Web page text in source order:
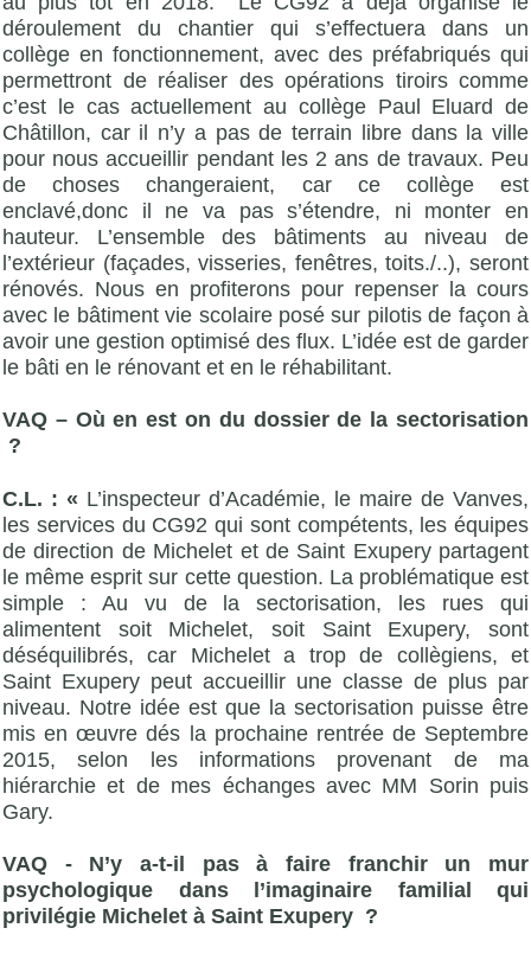
déroulement du chantier qui s’effectuera dans un
collège en fonctionnement, avec des préfabriqués qui
permettront de réaliser des opérations tiroirs comme
c’est le cas actuellement au collège Paul Eluard de
Châtillon, car il n’y a pas de terrain libre dans la ville
pour nous accueillir pendant les 2 ans de travaux. Peu
de choses changeraient, car ce collège est
enclavé,donc il ne va pas s’étendre, ni monter en
hauteur. L’ensemble des bâtiments au niveau de
l’extérieur (façades, visseries, fenêtres, toits./..), seront
rénovés. Nous en profiterons pour repenser la cours
avec le bâtiment vie scolaire posé sur pilotis de façon à
avoir une gestion optimisé des flux. L’idée est de garder
le bâti en le rénovant et en le réhabilitant.
VAQ – Où en est on du dossier de la sectorisation
?
C.L. : « L’inspecteur d’Académie, le maire de Vanves,
les services du CG92 qui sont compétents, les équipes
de direction de Michelet et de Saint Exupery partagent
le même esprit sur cette question. La problématique est
simple : Au vu de la sectorisation, les rues qui
alimentent soit Michelet, soit Saint Exupery, sont
déséquilibrés, car Michelet a trop de collègiens, et
Saint Exupery peut accueillir une classe de plus par
niveau. Notre idée est que la sectorisation puisse être
mis en œuvre dés la prochaine rentrée de Septembre
2015, selon les informations provenant de ma
hiérarchie et de mes échanges avec MM Sorin puis
Gary.
VAQ -
N’y a-t-il pas à faire franchir un mur
psychologique dans l’imaginaire familial qui
privilégie Michelet à Saint Exupery ?